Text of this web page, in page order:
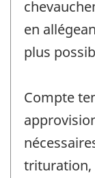
en
plus
Compte
trituration,